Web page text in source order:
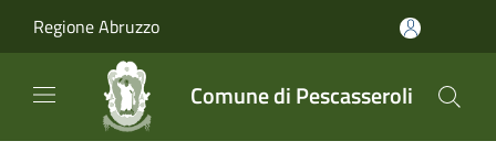
Regione Abruzzo
Comune di Pescasseroli